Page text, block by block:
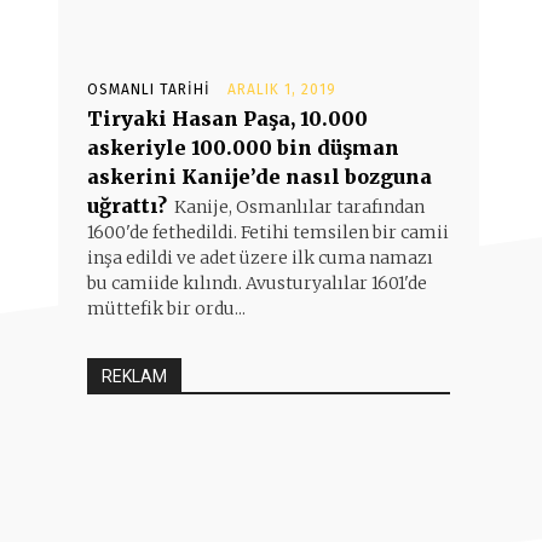
OSMANLI TARIHI ARALIK 1, 2019
Tiryaki Hasan Paşa, 10.000
askeriyle 100.000 bin düşman
askerini Kanije’de nasıl bozguna
uğrattı? Kanije, Osmanlılar tarafından
1600'de fethedildi. Fetihi temsilen bir camii
inşa edildi ve adet üzere ilk cuma namazı
bu camiide kılındı. Avusturyalılar 1601'de
müttefik bir ordu...
REKLAM